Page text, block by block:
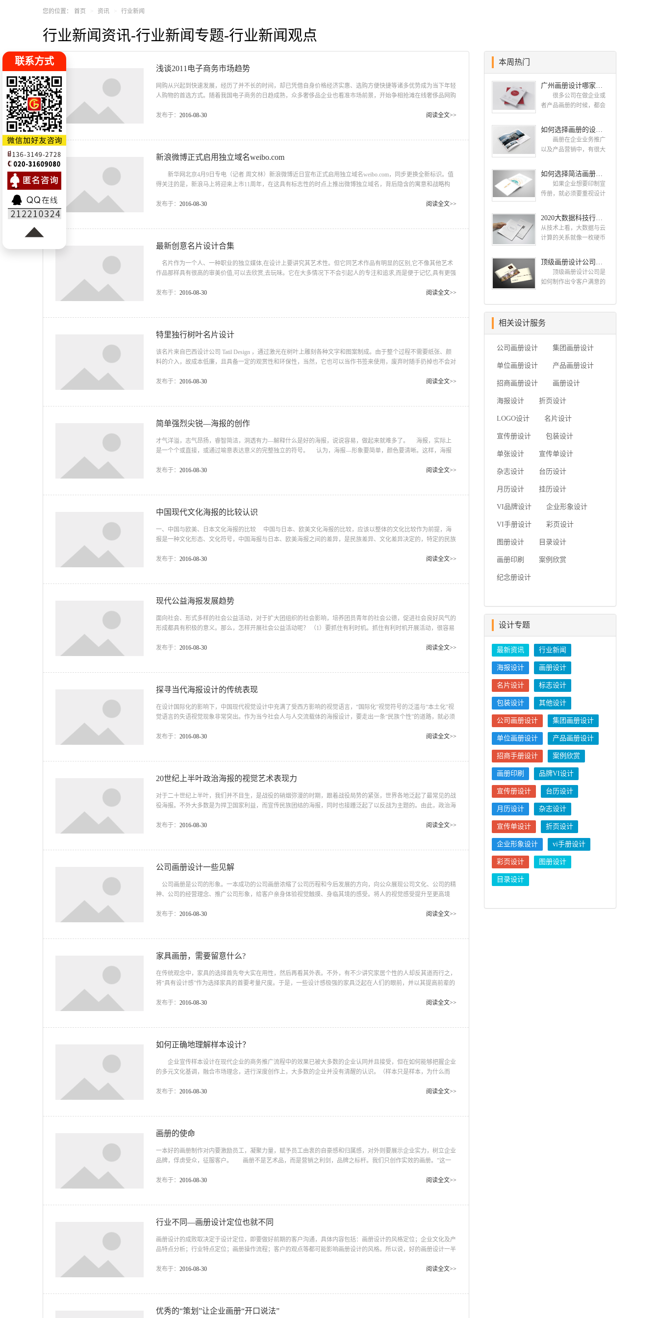
的方法。我们的优势在于我们重视于每
一份业务的设计质量，而不在意业务的
数量多少，提升客户网站形象是我们致
力追求的业务目标。 ...
您的位置： 首页 资讯 行业新闻
行业新闻资讯-行业新闻专题-行业新闻观点
浅谈2011电子商务市场趋势
网购从兴起到快速发展，经历了并不长的时间，却已凭借自身价格经济实惠、选购方便快捷等诸多优势成为当下年轻
人购物的首选方式。随着我国电子商务的日趋成熟，众多奢侈品企业也看准市场前景，开始争相抢滩在线奢侈品网购
力巨大 在全球奢侈品牌资产集体缩水、一些历经风雨的老牌不得已开始裁员的状况下，中国奢侈品消费却呈现
发布于： 2016-08-30 阅读全文>>
新浪微博正式启用独立域名weibo.com
新华网北京4月9日专电（记者 周文林）新浪微博近日宣布正式启用独立域名weibo.com，同步更换全新标识。值
得关注的是，新浪马上将迎来上市11周年，在这具有标志性的时点上推出微博独立域名，背后隐含的寓意和战略构
用户的使用习惯，也易于传播。对用户而言，新域名的上线进一步降低了微博服务的使用门槛，将使微博与生活实现
发布于： 2016-08-30 阅读全文>>
最新创意名片设计合集
名片作为一个人、一种职业的独立媒体,在设计上要讲究其艺术性。但它同艺术作品有明显的区别,它不像其他艺术
作品那样具有很高的审美价值,可以去欣赏,去玩味。它在大多情况下不会引起人的专注和追求,而是便于记忆,具有更强
艺术风格要新颖。 名片设计的基本要求应强调三个字：简、功、易。 1、简：名片传递的主要信息要简明
发布于： 2016-08-30 阅读全文>>
特里独行树叶名片设计
该名片来自巴西设计公司 Tatil Design ，通过激光在树叶上雕刻各种文字和图案制成。由于整个过程不需要纸张、颜
料的介入，故成本低廉，且具备一定的观赏性和环保性，当然，它也可以当作书签来使用，废弃时随手扔掉也不会对
发布于： 2016-08-30 阅读全文>>
简单强烈尖锐—海报的创作
才气洋溢，志气昂扬，睿智简洁，洞透有力—解释什么是好的海报，说说容易，做起来就难多了。 海报，实际上
是一个个或直接，或通过喻意表达意义的完整独立的符号。 认为，海报—形象要简单，颜色要清晰。这样，海报
追求的一个很好的表述。 海报设计实际上是一种非常有意识的主动行为，它与创作自由图像很不相同，那靠的是
发布于： 2016-08-30 阅读全文>>
中国现代文化海报的比较认识
一、中国与欧美、日本文化海报的比较 中国与日本、欧美文化海报的比较，应该以整体的文化比较作为前提，海
报是一种文化形态、文化符号，中国海报与日本、欧美海报之间的差异，是民族差异、文化差异决定的，特定的民族
体客观的文化差异来比较中国与日本、欧美民族各自的特点，已被哲学界、美学界、文化史学界广泛关注，非本文所
发布于： 2016-08-30 阅读全文>>
现代公益海报发展趋势
面向社会、形式多样的社会公益活动，对于扩大团组织的社会影响，培养团员青年的社会公德，促进社会良好风气的
形成都具有积极的意义。那么，怎样开展社会公益活动呢？ （1）要抓住有利时机。抓住有利时机开展活动，很容易
间的为少年儿童做好事活动；“七一”和“十一”期间的慰问老干部、老党员、老英雄、老模范活动等，意义都很重大，
发布于： 2016-08-30 阅读全文>>
探寻当代海报设计的传统表现
在设计国际化的影响下，中国现代视觉设计中充满了受西方影响的视觉语言，“国际化”视觉符号的泛滥与“本土化”视
觉语言的失语视觉现象非常突出。作为当今社会人与人交流载体的海报设计，要走出一条“民族个性”的道路，就必须
性”又有“时代性”，这样，我们海报设计才能真正走“国际化”。 视觉传达设计是一种以“图&rd...
发布于： 2016-08-30 阅读全文>>
20世纪上半叶政治海报的视觉艺术表现力
对于二十世纪上半叶，我们并不目生，是战役的硝烟弥漫的时期，跟着战役局势的紧张，世界各地泛起了最常见的战
役海报。不外大多数是为捍卫国家利益，而宣传民族团结的海报，同时也接踵泛起了以反战为主题的。由此，政治海
其醒目的画面吸引路人的留意，20世纪从某种意义上来讲是政治宣传的世纪，海报作为当时的宣传途径也达到了顶
发布于： 2016-08-30 阅读全文>>
公司画册设计一些见解
公司画册是公司的形象。一本成功的公司画册浓缩了公司历程和今后发展的方向，向公众展现公司文化、公司的精
神、公司的经营理念、推广公司形象，给客户亲身体验视觉触摸、身临其境的感受。将人的视觉感受提升至更高境
赏性的精美画册。全方位立体展示公司的实力 风貌、理念、宣传产品、品牌形象引导你的客户前来购买了解公司。
发布于： 2016-08-30 阅读全文>>
家具画册，需要留意什么?
在传统观念中，家具的选择首先夸大实在用性，然后再看其外表。不外，有不少讲究家居个性的人却反其道而行之，
将“具有设计感”作为选择家具的首要考量尺度。于是，一些设计感极强的家具泛起在人们的眼前，并以其提高前辈的
察。 一、风格最强烈 什么是具有设计感的家具？也许在一千个人的心目中总会有一千个谜底。即使是统一件家
发布于： 2016-08-30 阅读全文>>
如何正确地理解样本设计？
企业宣传样本设计在现代企业的商务推广流程中的效果已被大多数的企业认同并且接受，但在如何能够把握企业
的多元文化基调，融合市场理念，进行深度创作上，大多数的企业并没有清醒的认识。（样本只是样本，为什么而
合，多数企业只是片观的比较价格、图简单、偏重个人爱好倒是在企业样本的创作中占尽上风，而在企业缺失需求标
发布于： 2016-08-30 阅读全文>>
画册的使命
一本好的画册制作对内要激励员工，凝聚力量，赋予员工由衷的自豪感和归属感，对外则要展示企业实力，树立企业
品牌，俘虏受众，征服客户。 画册不是艺术品，而是营销之利剑，品牌之标杆。我们只创作实效的画册。”这一
已经成为组织单位在社会系统表演中的重要道具，对于企业而言，宣传画册在市场运作过程中经常扮演着非常关键的
发布于： 2016-08-30 阅读全文>>
行业不同—画册设计定位也就不同
画册设计的成败取决定于设计定位，即要做好前期的客户沟通，具体内容包括：画册设计的风格定位；企业文化及产
品特点分析；行业特点定位；画册操作流程；客户的观点等都可能影响画册设计的风格。所以说，好的画册设计一半
文化，理念，地域等方面出发，来体现企业的精神，而封面设计更注重对企业形象的高度提炼,要给人以过目不忘的
发布于： 2016-08-30 阅读全文>>
优秀的“策划”让企业画册“开口说法”
本周热门
广州画册设计哪家公司好？我们推荐古柏品牌设计
很多公司在做企业或
者产品画册的时候，都会
这样设计出来的画册，才
能让人眼前一亮，才能够
给公司带来好的效益，下
司。 广州画册设计哪
家公司好？本地人都会选
择古柏品牌设计 广州
立于2004年，是由一群专
业、独特的IT精英组成的
团队。一直以来，古柏网
络应用的现状和趋势有很
深的...
如何选择画册的设计公司 企业画册的设计步骤是怎样的
画册在企业业务推广
以及产品营销中，有很大
视画册的设计。接下来古
柏品牌设计就给大家介绍
如何选择画册的设计公
公司 如何选择画册的
设计公司 一，设计水
准，这个可以通过设计公
一下，比如之前是否做过
类似的行业等等 二，
设计价格，设计费这块 整
500元/...
如何选择简洁画册设计公司 画册设计要遵循哪些原则
如果企业想要印制宣
传册，就必须要重视设计
家出色的设计公司。下面
古柏品牌设计就和大家一
同来看看如何选择简洁画
册设计公司 如何选择
简洁画册设计公司
一、看公司背景 互联
企业安全软件，客户们在
招标的过程中可以根据查
良好的企业。此外，投标
公司的...
2020大数据科技行业画册设计案例欣赏
从技术上看，大数据与云
计算的关系就像一枚硬币
大数据必然无法用单台的
计算机进行处理，必须采
用分布式架构。它的特色
托云计算的分布式处理、
虚拟化技术。最近古柏就
接到一项关于大数据科技
行业画册设计项目，下面
小编带来的这组大数据科
欣赏. 2020大数据科技行
顶级画册设计公司需要的九个顶级创意设计
顶级画册设计公司是
如何制作出令客户满意的
设计，让你的公司制作出
优秀精彩令客户满意的画
十个顶级创意设计一：在
开始之前了解你的目
的 当您在考虑如何设
计宣传册时，首先要问客
本宣传册。然后让他们确
只是想要一个，因为他们
如果他们为你提出了一个
简要...
相关设计服务
公司画册设计 集团画册设计
单位画册设计 产品画册设计
招商画册设计 画册设计
海报设计 折页设计
LOGO设计 名片设计
宣传册设计 包装设计
单张设计 宣传单设计
杂志设计 台历设计
月历设计 挂历设计
VI品牌设计 企业形象设计
VI手册设计 彩页设计
图册设计 目录设计
画册印刷 案例欣赏
纪念册设计
设计专题
最新资讯 行业新闻
海报设计 画册设计
名片设计 标志设计
包装设计 其他设计
公司画册设计 集团画册设计
单位画册设计 产品画册设计
招商手册设计 案例欣赏
画册印刷 品牌VI设计
宣传册设计 台历设计
月历设计 杂志设计
宣传单设计 折页设计
企业形象设计 vi手册设计
彩页设计 图册设计
目录设计
联系方式